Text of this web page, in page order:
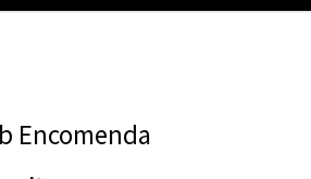
Encomenda